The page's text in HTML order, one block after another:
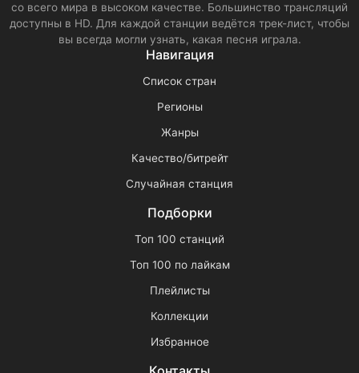
со всего мира в высоком качестве. Большинство трансляций
доступны в HD. Для каждой станции ведётся трек-лист, чтобы
вы всегда могли узнать, какая песня играла.
Навигация
Список стран
Регионы
Жанры
Качество/битрейт
Случайная станция
Подборки
Топ 100 станций
Топ 100 по лайкам
Плейлисты
Коллекции
Избранное